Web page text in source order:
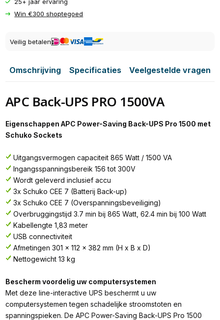
25+ jaar ervaring
Win €300 shoptegoed
Veilig betalen
Omschrijving Specificaties Veelgestelde vragen
APC Back-UPS PRO 1500VA
Eigenschappen APC Power-Saving Back-UPS Pro 1500 met
Schuko Sockets
Uitgangsvermogen capaciteit 865 Watt / 1500 VA
Ingangsspanningsbereik 156 tot 300V
Wordt geleverd inclusief accu
3x Schuko CEE 7 (Batterij Back-up)
3x Schuko CEE 7 (Overspanningsbeveiliging)
Overbruggingstijd 3.7 min bij 865 Watt, 62.4 min bij 100 Watt
Kabellengte 1,83 meter
USB connectiviteit
Afmetingen 301 x 112 x 382 mm (H x B x D)
Nettogewicht 13 kg
Bescherm voordelig uw computersystemen
Met deze line-interactive UPS beschermt u uw
computersystemen tegen schadelijke stroomstoten en
spanningspieken. De APC Power-Saving Back-UPS Pro 1500